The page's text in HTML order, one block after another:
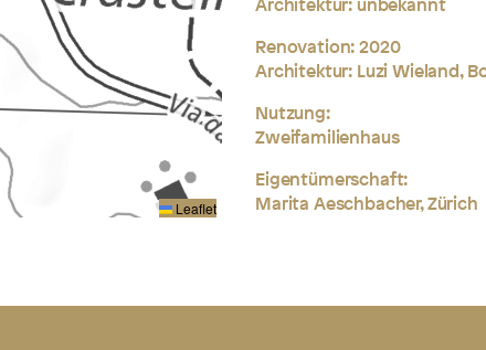
Architektur: unbekannt
Renovation: 2020
Architektur: Luzi Wieland,
Nutzung:
Zweifamilienhaus
Eigentümerschaft:
Marita Aeschbacher, Zürich
Leaflet